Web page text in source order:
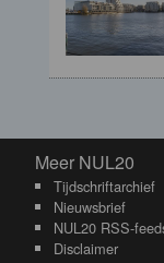
Meer
Meer NUL20
Tijdschriftarchief
Nieuwsbrief
NUL20 RSS-
Disclaimer